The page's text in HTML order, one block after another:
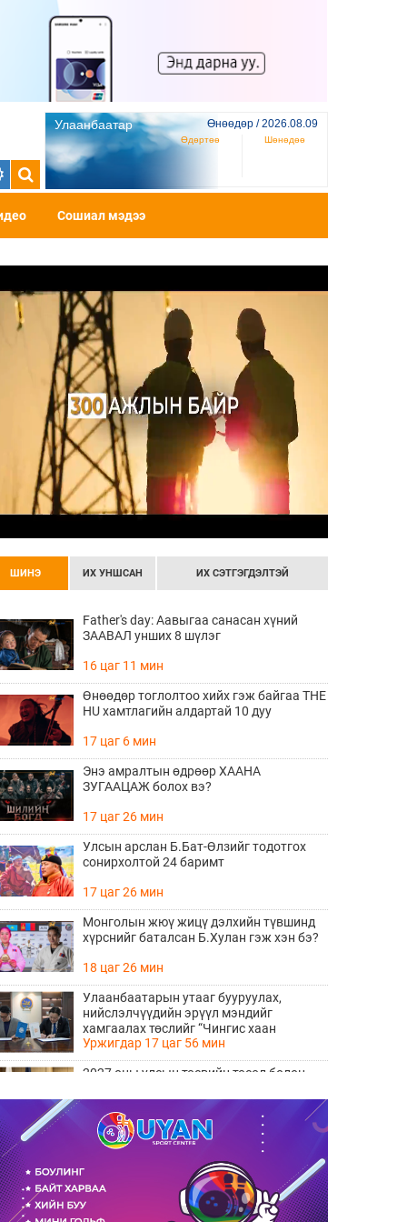
Улаанбаатар Өнөөдөр / 2026.08.09
Өдөртөө Шөнөдөө
Сошиал мэдээ
ШИНЭ ИХ УНШСАН ИХ СЭТГЭГДЭЛТЭЙ
Father's day: Аавыгаа санасан хүний
ЗААВАЛ унших 8 шүлэг
16 цаг 11 мин
Өнөөдөр тоглолтоо хийх гэж байгаа THE
HU хамтлагийн алдартай 10 дуу
17 цаг 6 мин
Энэ амралтын өдрөөр ХААНА
ЗУГААЦАЖ болох вэ?
17 цаг 26 мин
Улсын арслан Б.Бат-Өлзийг тодотгох
сонирхолтой 24 баримт
17 цаг 26 мин
Монголын жюү жицү дэлхийн түвшинд
хүрснийг баталсан Б.Хулан гэж хэн бэ?
18 цаг 26 мин
Улаанбаатарын утааг бууруулах,
нийслэлчүүдийн эрүүл мэндийг
хамгаалах төслийг “Чингис хаан
баялгийн сан нэгдэл” ХХК-тай хамтран
хэрэгжүүлнэ
Уржигдар 17 цаг 56 мин
2027 оны улсын төсвийн төсөл болон
олон нийтийн хэлэлцүүлэг боллоо
Уржигдар 17 цаг 38 мин
Нийгмийн даатгалын сангийн хөрөнгө
7.6 тэрбум төгрөгөөр арвижлаа
Уржигдар 17 цаг 18 мин